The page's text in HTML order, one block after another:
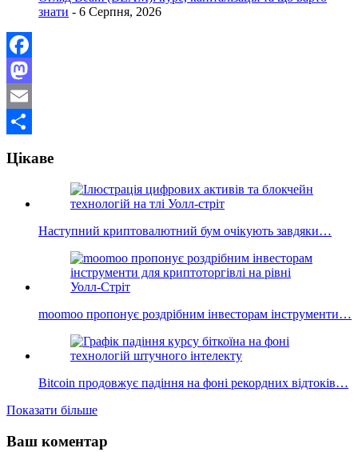
знати - 6 Серпня, 2026
Facebook
Mastodon
Email
Цікаве
Наступний криптовалютний бум очікують завдяки…
moomoo пропонує роздрібним інвесторам інструменти…
Bitcoin продовжує падіння на фоні рекордних відтоків…
Показати більше
Ваш коментар